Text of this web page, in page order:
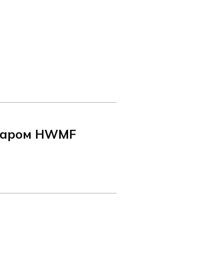
HWMF